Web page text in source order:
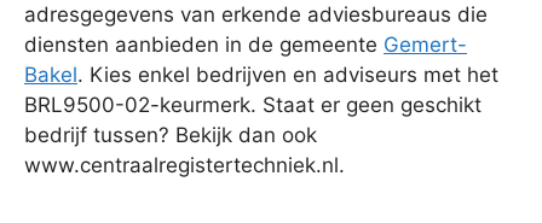
adresgegevens van erkende adviesbureaus die
diensten aanbieden in de gemeente Gemert-
Bakel. Kies enkel bedrijven en adviseurs met het
BRL9500-02-keurmerk. Staat er geen geschikt
bedrijf tussen? Bekijk dan ook
www.centraalregistertechniek.nl.